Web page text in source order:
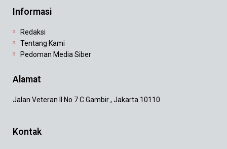
Informasi
Redaksi
Tentang Kami
Pedoman Media Siber
Alamat
Jalan Veteran II No 7 C Gambir , Jakarta 10110
Kontak